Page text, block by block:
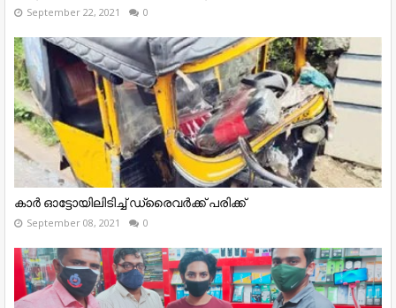
September 22, 2021 0
കാർ ഓട്ടോയിലിടിച്ച് ഡ്രൈവർക്ക് പരിക്ക്
September 08, 2021 0